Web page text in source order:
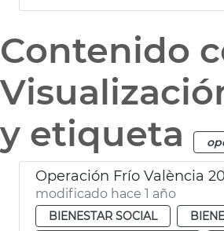
Contenido
y etiqueta
Operación Frío València
modificado hace 1 año
BIENESTAR SOCIAL